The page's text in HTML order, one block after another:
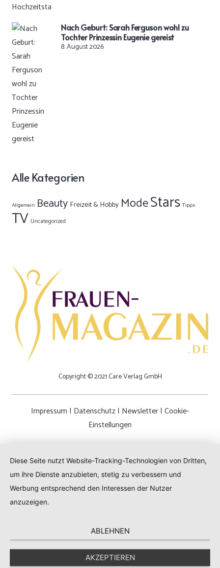
Nach Geburt: Sarah Ferguson wohl zu
Tochter Prinzessin Eugenie gereist
8. August 2026
Alle Kategorien
Allgemein Beauty Freizeit & Hobby ModeStars Tipps
TV Uncategorized
Copyright © 2021 Care Verlag GmbH
Impressum | Datenschutz| Newsletter| Cookie-
Einstellungen
Diese Seite nutzt Website-Tracking-Technologien von Dritten,
um ihre Dienste anzubieten, stetig zu verbessern und
Werbung entsprechend den Interessen der Nutzer
anzuzeigen.
ABLEHNEN
AKZEPTIEREN